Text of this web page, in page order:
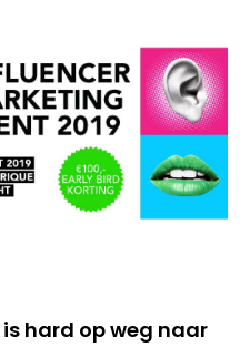
hard op weg naar